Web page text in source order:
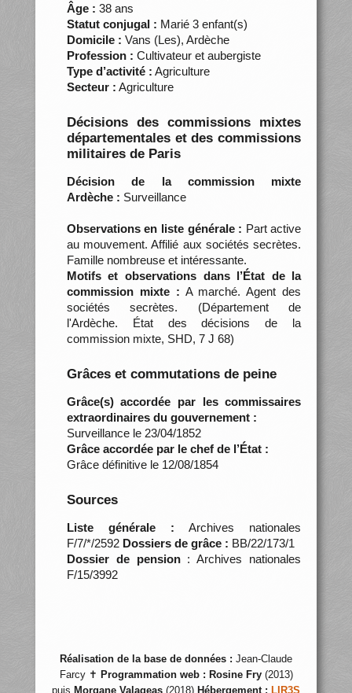
Âge : 38 ans
Statut conjugal : Marié 3 enfant(s)
Domicile : Vans (Les), Ardèche
Profession : Cultivateur et aubergiste
Type d’activité : Agriculture
Secteur : Agriculture
Décisions des commissions mixtes
départementales et des commissions
militaires de Paris
Décision de la commission mixte
Ardèche : Surveillance
Observations en liste générale : Part active
au mouvement. Affilié aux sociétés secrètes.
Famille nombreuse et intéressante.
Motifs et observations dans l’État de la
commission mixte : A marché. Agent des
sociétés secrètes. (Département de
l'Ardèche. État des décisions de la
commission mixte, SHD, 7 J 68)
Grâces et commutations de peine
Grâce(s) accordée par les commissaires
extraordinaires du gouvernement :
Surveillance le 23/04/1852
Grâce accordée par le chef de l’État :
Grâce définitive le 12/08/1854
Sources
Liste générale : Archives nationales
F/7/*/2592 Dossiers de grâce : BB/22/173/1
Dossier de pension: Archives nationales
F/15/3992
Réalisation de la base de données : Jean-Claude
Farcy ✝ Programmation web : Rosine Fry(2013)
puis Morgane Valageas (2018) Hébergement : LIR3S